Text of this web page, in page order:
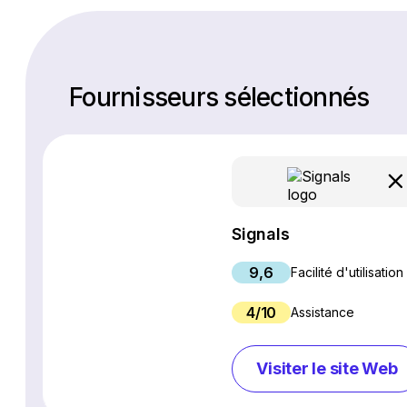
Fournisseurs sélectionnés
Signals
9,6 Facilité d'utilisation
4/10 Assistance
Visiter le site Web